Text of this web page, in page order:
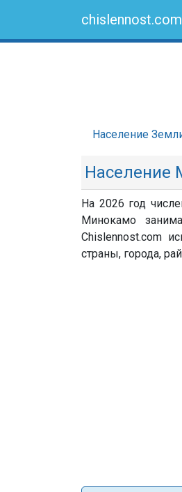
chislennost.com
Население
Население
На 2026 год
Минокамо
Chislennost.com
страны, города,